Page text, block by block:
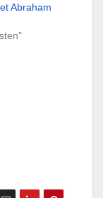
Abraham